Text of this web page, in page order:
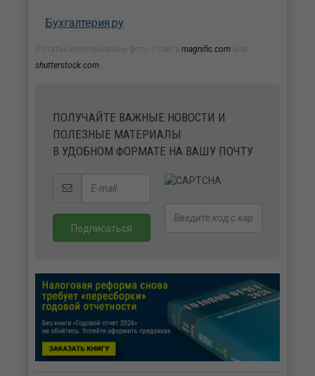
Бухгалтерия.ру
magnific.com
shutterstock.com
ПОЛУЧАЙТЕ ВАЖНЫЕ НОВОСТИ И
ПОЛЕЗНЫЕ МАТЕРИАЛЫ
В УДОБНОМ ФОРМАТЕ НА ВАШУ ПОЧТУ